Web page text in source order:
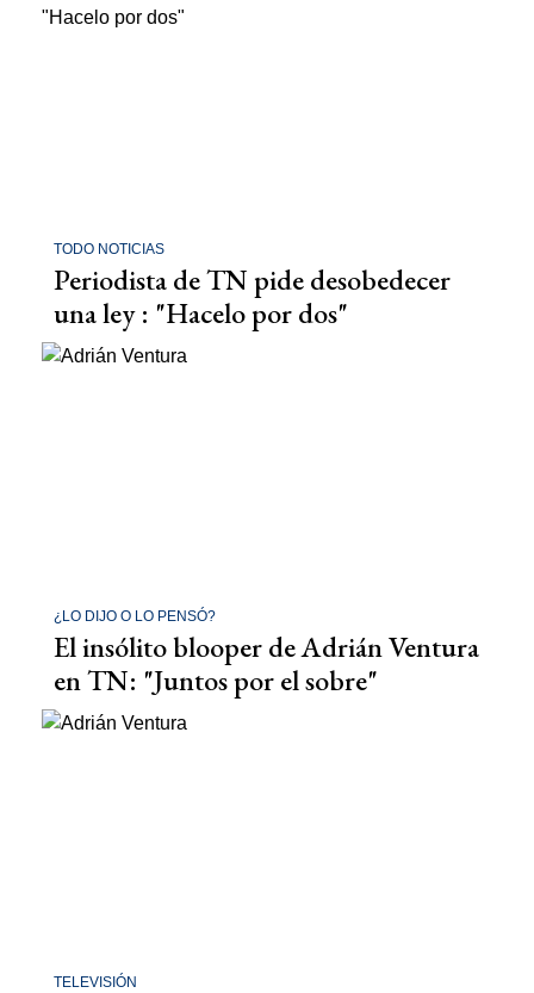
TODO NOTICIAS
Periodista de TN pide desobedecer
una ley : "Hacelo por dos"
¿LO DIJO O LO PENSÓ?
El insólito blooper de Adrián Ventura
en TN: "Juntos por el sobre"
TELEVISIÓN